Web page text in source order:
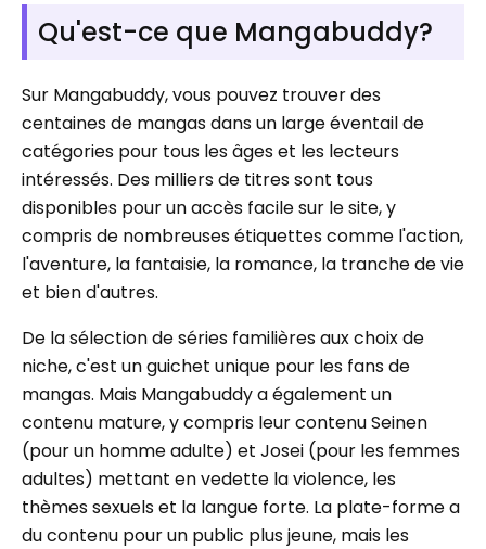
Qu'est-ce que Mangabuddy?
Sur Mangabuddy, vous pouvez trouver des
centaines de mangas dans un large éventail de
catégories pour tous les âges et les lecteurs
intéressés. Des milliers de titres sont tous
disponibles pour un accès facile sur le site, y
compris de nombreuses étiquettes comme l'action,
l'aventure, la fantaisie, la romance, la tranche de vie
et bien d'autres.
De la sélection de séries familières aux choix de
niche, c'est un guichet unique pour les fans de
mangas. Mais Mangabuddy a également un
contenu mature, y compris leur contenu Seinen
(pour un homme adulte) et Josei (pour les femmes
adultes) mettant en vedette la violence, les
thèmes sexuels et la langue forte. La plate-forme a
du contenu pour un public plus jeune, mais les